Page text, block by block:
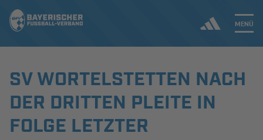
MENÜ
Jetzt einloggen
ERGEBNISSE & WETTBEWERBE
SV WORTELSTETTEN NACH
DER DRITTEN PLEITE IN
FOLGE LETZTER